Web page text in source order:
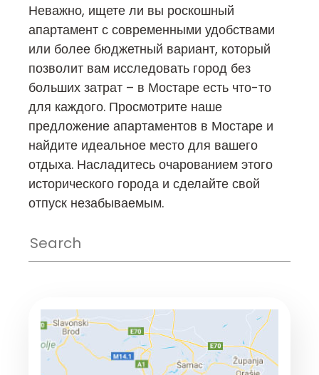
Неважно, ищете ли вы роскошный
апартамент с современными удобствами
или более бюджетный вариант, который
позволит вам исследовать город без
больших затрат – в Мостаре есть что-то
для каждого. Просмотрите наше
предложение апартаментов в Мостаре и
найдите идеальное место для вашего
отдыха. Насладитесь очарованием этого
исторического города и сделайте свой
отпуск незабываемым.